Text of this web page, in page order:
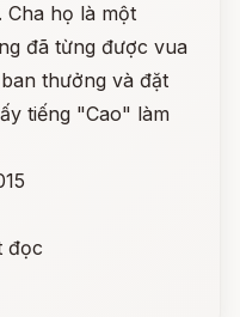
Cha họ là một
đã từng được vua
thưởng và đặt
tiếng "Cao" làm
đọc